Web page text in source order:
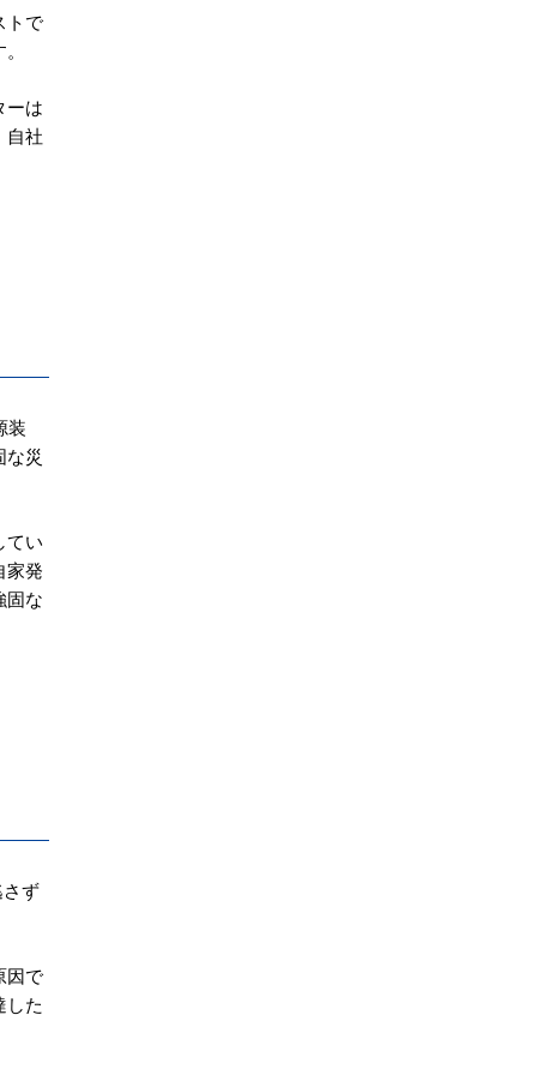
トで
ーは
自社
装
な災
てい
家発
固な
ず
因で
した